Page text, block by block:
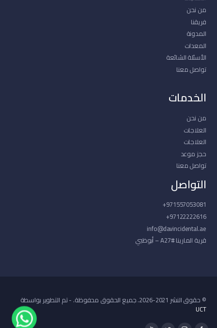
التواصل
971557053081+
97122222616+
info@davincidental.ae
قرية المارينا #A27 – أبوظبي
الخدمات
من نحن
العلاجات
العلاجات
حجز موعد
تواصل معنا
من نحن
فريقنا
المدونة
المعدات
الأسئلة الشائعة
تواصل معنا
© حقوق النشر 2021-2026. جميع الحقوق محفوظة. - تم التطوير بواسطة
UCT